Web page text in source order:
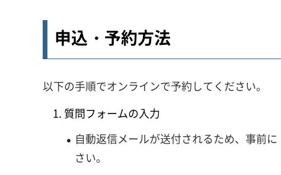
申込・予約方法
以下の手順でオンラインで予約してください。
質問フォームの入力
自動返信メールが送付されるため、事前
さい。